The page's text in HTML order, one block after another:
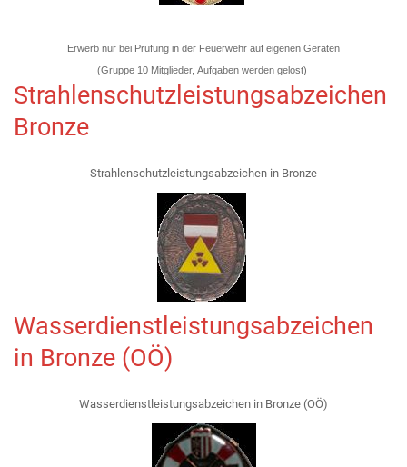
Erwerb nur bei Prüfung in der Feuerwehr auf eigenen Geräten
(Gruppe 10 Mitglieder, Aufgaben werden gelost)
Strahlenschutzleistungsabzeichen
Bronze
Strahlenschutzleistungsabzeichen in Bronze
Wasserdienstleistungsabzeichen
in Bronze (OÖ)
Wasserdienstleistungsabzeichen in Bronze (OÖ)